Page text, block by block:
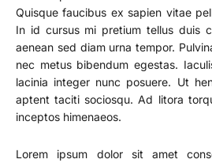
Quisque faucibus ex sapien vitae
In id cursus mi pretium tellus duis
aenean sed diam urna tempor.
nec metus bibendum egestas.
lacinia integer nunc posuere. Ut
aptent taciti sociosqu. Ad litora
inceptos himenaeos.
Lorem ipsum dolor sit amet